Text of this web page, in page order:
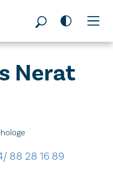
Nerat
88 28 16 89